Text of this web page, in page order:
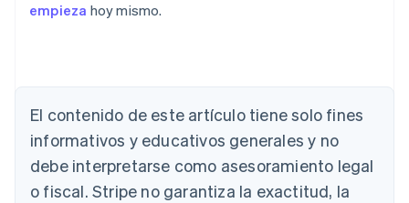
empieza hoy mismo.
El contenido de este artículo tiene solo fines
informativos y educativos generales y no
debe interpretarse como asesoramiento legal
o fiscal. Stripe no garantiza la exactitud, la
Alemania
Deutsch
Australia
English
Austria